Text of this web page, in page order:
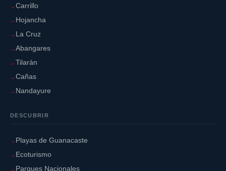
Carrillo
Hojancha
La Cruz
Abangares
Tilarán
Cañas
Nandayure
DESCUBRIR
Playas de Guanacaste
Ecoturismo
Parques Nacionales